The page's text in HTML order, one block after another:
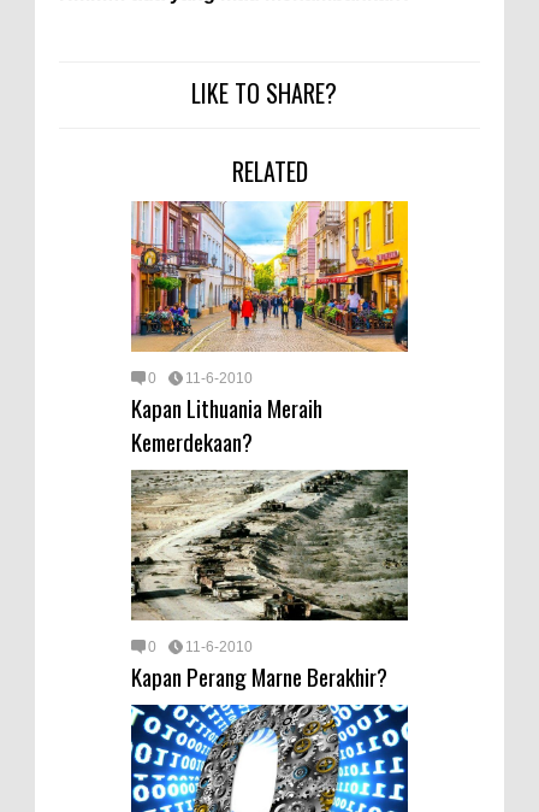
LIKE TO SHARE?
RELATED
0 11-6-2010
Kapan Lithuania Meraih
Kemerdekaan?
0 11-6-2010
Kapan Perang Marne Berakhir?